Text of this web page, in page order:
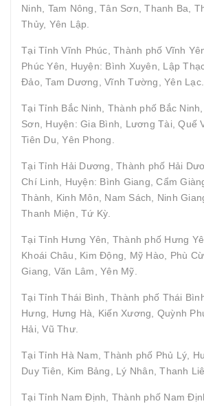
Ninh, Tam Nông, Tân Sơn, Thanh Ba,
Thủy, Yên Lập.
Tại Tỉnh Vĩnh Phúc, Thành phố Vĩnh
Phúc Yên, Huyện: Bình Xuyên, Lập
Đảo, Tam Dương, Vĩnh Tường, Yên Lạc.
Tại Tỉnh Bắc Ninh, Thành phố Bắc
Sơn, Huyện: Gia Bình, Lương Tài, Quế
Tiên Du, Yên Phong.
Tại Tỉnh Hải Dương, Thành phố Hải
Chí Linh, Huyện: Bình Giang, Cẩm
Thành, Kinh Môn, Nam Sách, Ninh
Thanh Miện, Tứ Kỳ.
Tại Tỉnh Hưng Yên, Thành phố Hưng
Khoái Châu, Kim Động, Mỹ Hào, Phù
Giang, Văn Lâm, Yên Mỹ.
Tại Tỉnh Thái Bình, Thành phố Thái
Hưng, Hưng Hà, Kiến Xương, Quỳnh
Hải, Vũ Thư.
Tại Tỉnh Hà Nam, Thành phố Phủ Lý,
Duy Tiên, Kim Bảng, Lý Nhân, Thanh
Tại Tỉnh Nam Định, Thành phố Nam